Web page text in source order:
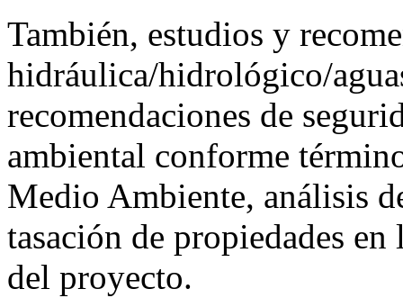
También, estudios y
hidráulica/hidrológico/
recomendaciones de
ambiental conforme
Medio Ambiente, análisis
tasación de propiedades
del proyecto.